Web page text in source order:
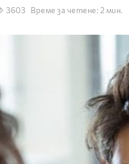
3603 Време за четене: 2 мин.